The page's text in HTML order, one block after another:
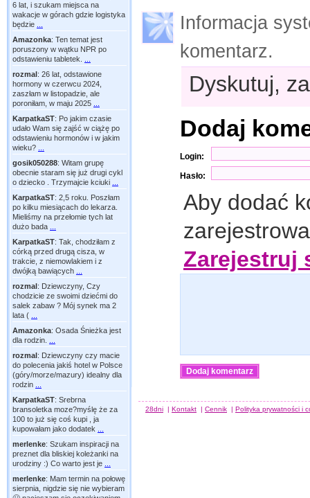
6 lat, i szukam miejsca na
wakacje w górach gdzie logistyka
będzie
Amazonka: Ten temat jest
poruszony w wątku NPR po
odstawieniu tabletek.
rozmal: 26 lat, odstawione
hormony w czerwcu 2024,
zaszłam w listopadzie, ale
poroniłam, w maju 2025
KarpatkaST: Po jakim czasie
udało Wam się zajść w ciążę po
odstawieniu hormonów i w jakim
wieku?
gosik050288: Witam grupę
obecnie staram się już drugi cykl
o dziecko . Trzymajcie kciuki
KarpatkaST: 2,5 roku. Poszłam
po kilku miesiącach do lekarza.
Mieliśmy na przełomie tych lat
dużo bada
KarpatkaST: Tak, chodziłam z
córką przed drugą cisza, w
trakcie, z niemowlakiem i z
dwójką bawiących
rozmal: Dziewczyny, Czy
chodzicie ze swoimi dziećmi do
salek zabaw ? Mój synek ma 2
lata (
Amazonka: Osada Śnieżka jest
dla rodzin.
rozmal: Dziewczyny czy macie
do polecenia jakiś hotel w Polsce
(góry/morze/mazury) idealny dla
rodzin
KarpatkaST: Srebrna
bransoletka moze?myślę że za
100 to już się coś kupi , ja
kupowałam jako dodatek
merlenke: Szukam inspiracji na
preznet dla bliskiej koleżanki na
urodziny :) Co warto jest je
merlenke: Mam termin na połowę
sierpnia, nigdzie się nie wybieram
Informacja
komentarz.
Dyskutuj,
Dodaj
Login:
Hasło:
Aby dodać
Zarejestruj
28dni | Kontakt | Cennik | Polityka prywatności i